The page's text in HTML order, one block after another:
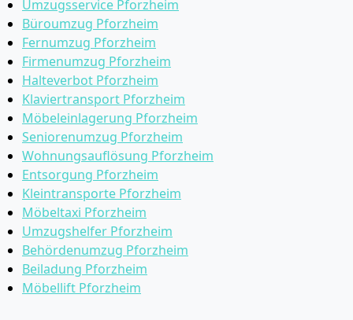
Umzugsservice Pforzheim
Büroumzug Pforzheim
Fernumzug Pforzheim
Firmenumzug Pforzheim
Halteverbot Pforzheim
Klaviertransport Pforzheim
Möbeleinlagerung Pforzheim
Seniorenumzug Pforzheim
Wohnungsauflösung Pforzheim
Entsorgung Pforzheim
Kleintransporte Pforzheim
Möbeltaxi Pforzheim
Umzugshelfer Pforzheim
Behördenumzug Pforzheim
Beiladung Pforzheim
Möbellift Pforzheim